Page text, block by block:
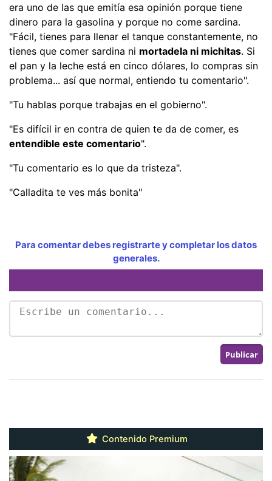
era uno de las que emitía esa opinión porque tiene
dinero para la gasolina y porque no come sardina.
"Fácil, tienes para llenar el tanque constantemente, no
tienes que comer sardina ni mortadela ni michitas. Si
el pan y la leche está en cinco dólares, lo compras sin
problema... así que normal, entiendo tu comentario".
"Tu hablas porque trabajas en el gobierno".
"Es difícil ir en contra de quien te da de comer, es
entendible este comentario".
"Tu comentario es lo que da tristeza".
"Calladita te ves más bonita"
Para comentar debes registrarte y completar los datos
generales.
Contenido Premium